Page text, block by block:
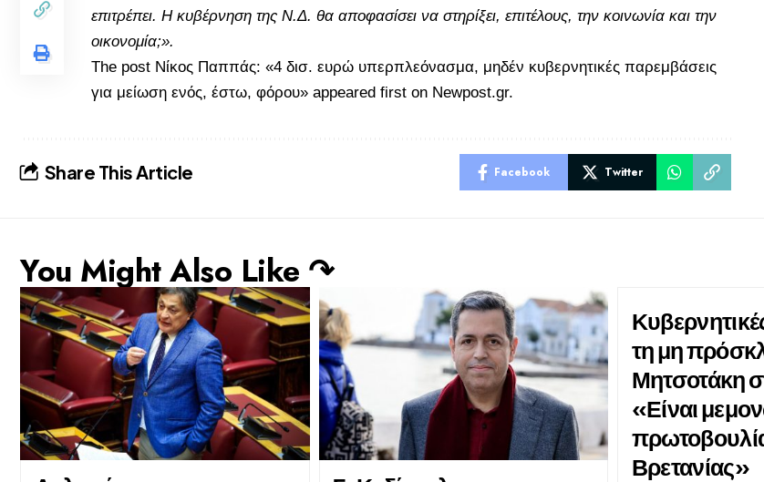
επιτρέπει. Η κυβέρνηση της Ν.Δ. θα αποφασίσει να στηρίξει, επιτέλους, την κοινωνία και την
οικονομία;».
The post Νίκος Παππάς: «4 δισ. ευρώ υπερπλεόνασμα, μηδέν κυβερνητικές παρεμβάσεις
για μείωση ενός, έστω, φόρου» appeared first on Newpost.gr.
Share This Article Facebook Twitter
You Might Also Like ↷
τη μη
Μητσοτάκη
«Είναι
Βρετανίας»